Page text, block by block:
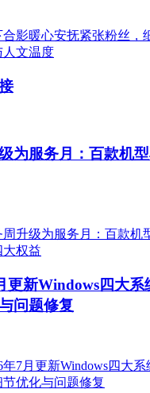
为服务月：百款机
更新Windows四大系
问题修复